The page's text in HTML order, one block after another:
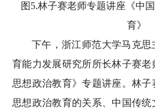
图5.林子赛老师专题讲座《中
育》
下午，浙江师范大学马克
育能力发展研究所所长林子赛
思想政治教育》专题讲座。林
思想政治教育的关系、中国传